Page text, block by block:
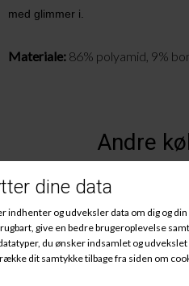
med glimmer i.
Materiale: 86% polyamid, 9%
Andre
-70%